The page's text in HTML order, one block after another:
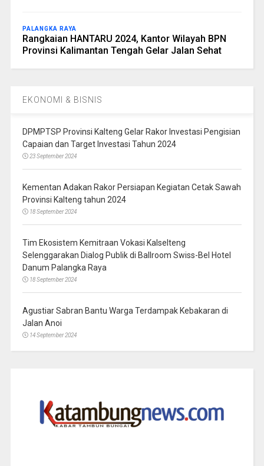
PALANGKA RAYA
Rangkaian HANTARU 2024, Kantor Wilayah BPN
Provinsi Kalimantan Tengah Gelar Jalan Sehat
EKONOMI & BISNIS
DPMPTSP Provinsi Kalteng Gelar Rakor Investasi Pengisian
Capaian dan Target Investasi Tahun 2024
23 September 2024
Kementan Adakan Rakor Persiapan Kegiatan Cetak Sawah
Provinsi Kalteng tahun 2024
18 September 2024
Tim Ekosistem Kemitraan Vokasi Kalselteng
Selenggarakan Dialog Publik di Ballroom Swiss-Bel Hotel
Danum Palangka Raya
18 September 2024
Agustiar Sabran Bantu Warga Terdampak Kebakaran di
Jalan Anoi
14 September 2024